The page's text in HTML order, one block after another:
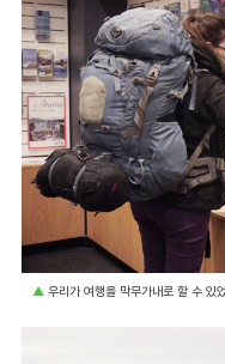
▲ 우리가 여행을 막무가내로 할 수 있